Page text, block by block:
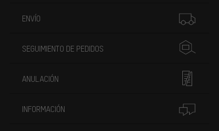
ENVÍO
SEGUIMIENTO DE PEDIDOS
ANULACIÓN
INFORMACIÓN